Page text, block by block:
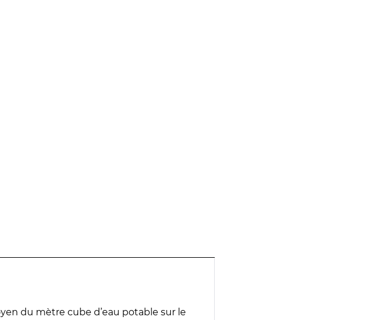
du mètre cube d’eau potable sur le